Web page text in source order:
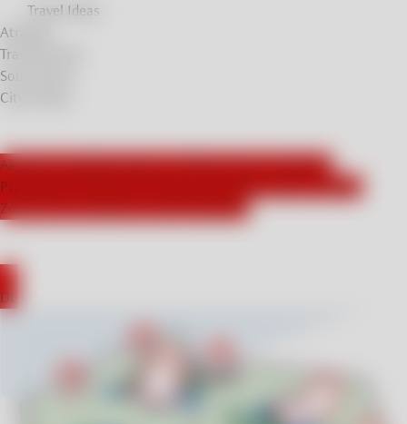
Travel Ideas
Atrakcje
Travel Stories
Soul Stories
City breaks
Aktywnie współpracujemy z influencerami z Niemiec.
Przecieramy szlaki tym, którzy poszukują czegoś nowego.
Zobaczcie, co napisali o swoim pobycie!
EN
DE